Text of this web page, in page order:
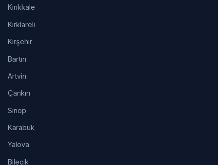
Kırıkkale
Kırklareli
Kırşehir
Bartın
Artvin
Çankırı
Sinop
Karabük
Yalova
Bilecik